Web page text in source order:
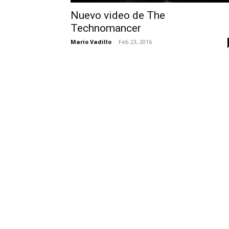
Nuevo video de The
Technomancer
Mario Vadillo - Feb 23, 2016